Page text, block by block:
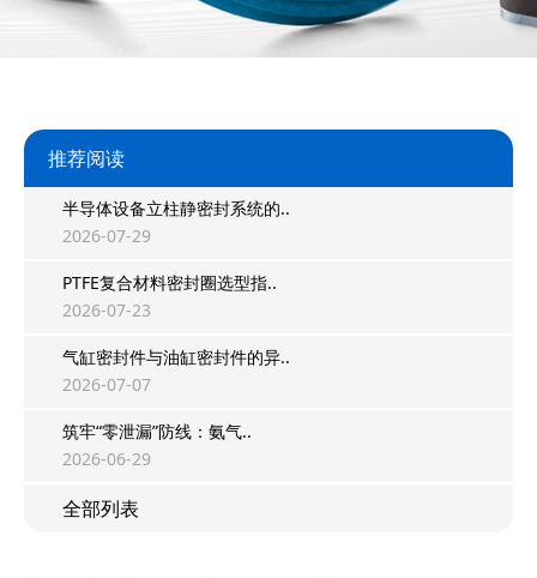
推荐阅读
半导体设备立柱静密封系统的..
2026-07-29
PTFE复合材料密封圈选型指..
2026-07-23
气缸密封件与油缸密封件的异..
2026-07-07
筑牢“零泄漏”防线：氨气..
2026-06-29
全部列表